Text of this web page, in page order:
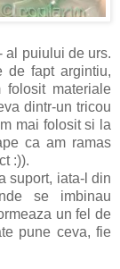
al puiului de urs.
de fapt argintiu,
folosit materiale
dintr-un tricou
mai folosit si la
ca am ramas
:)).
suport, iata-l din
se imbinau
un fel de
pune ceva, fie